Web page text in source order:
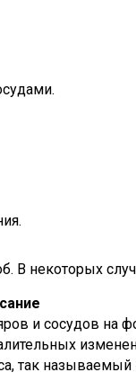
некоторых
и сосудов на
так